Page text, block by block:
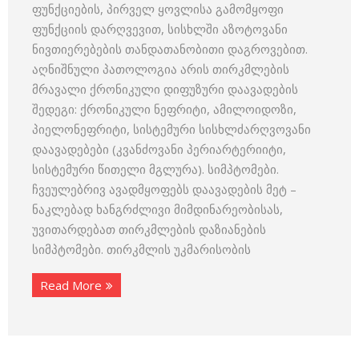
ფუნქციების, პირველ ყოვლისა გამომყოფი
ფუნქციის დარღვევით, სისხლში აზოტოვანი
ნივთიერებების თანდათანობითი დაგროვებით.
აღნიშნული პათოლოგია არის თირკმლების
მრავალი ქრონიკული დიფუზური დაავადების
შედეგი: ქრონიკული ნეფრიტი, ამილოიდოზი,
პიელონეფრიტი, სისტემური სისხლძარღვოვანი
დაავადებები (კვანძოვანი პერიარტერიიტი,
სისტემური წითელი მგლურა). სიმპტომები.
ჩვეულებრივ ავადმყოფებს დაავადების მეტ –
ნაკლებად ხანგრძლივი მიმდინარეობისას,
უვითარდებათ თირკმლების დაზიანების
სიმპტომები. თირკმლის უკმარისობის
Read More